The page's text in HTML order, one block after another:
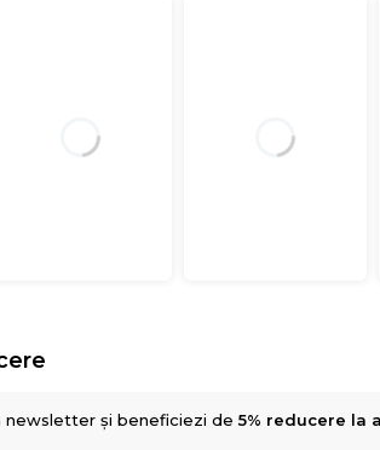
newsletter și beneficiezi de5% reducere la